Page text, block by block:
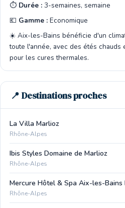
⏱️ Durée : 3-semaines, semaine
💶 Gamme : Economique
☀️ Aix-les-Bains bénéficie d'un
toute l'année, avec des étés
pour les cures thermales.
📍 Destinations proches
La Villa Marlioz
Rhône-Alpes
Ibis Styles Domaine de Marlioz
Rhône-Alpes
Mercure Hôtel & Spa Aix-les-Bains
Rhône-Alpes